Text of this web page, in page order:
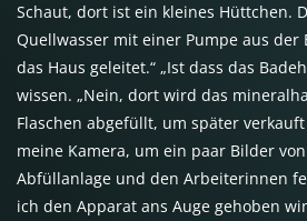
Schaut, dort ist ein kleines Hüttchen.
Quellwasser mit einer Pumpe aus
das Haus geleitet.“ „Ist dass das
wissen. „Nein, dort wird das
Flaschen abgefüllt, um später
meine Kamera, um ein paar Bilder
Abfüllanlage und den Arbeiterinnen
ich den Apparat ans Auge gehoben